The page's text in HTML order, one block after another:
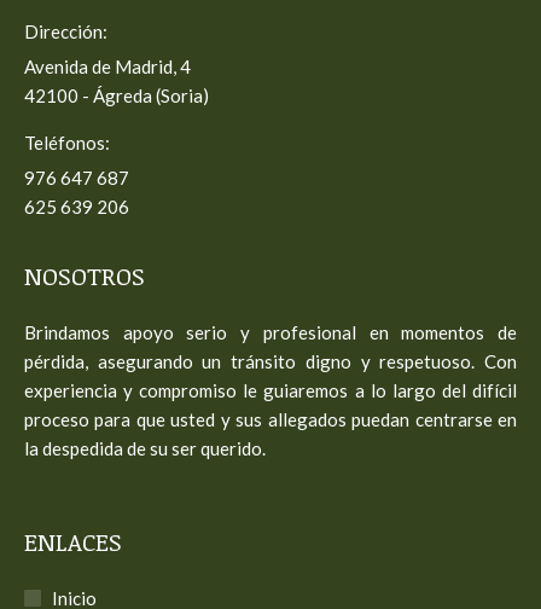
Dirección:
Avenida de Madrid, 4
42100 - Ágreda (Soria)
Teléfonos:
976 647 687
625 639 206
NOSOTROS
Brindamos apoyo serio y profesional en momentos de
pérdida, asegurando un tránsito digno y respetuoso. Con
experiencia y compromiso le guiaremos a lo largo del difícil
proceso para que usted y sus allegados puedan centrarse en
la despedida de su ser querido.
ENLACES
Inicio